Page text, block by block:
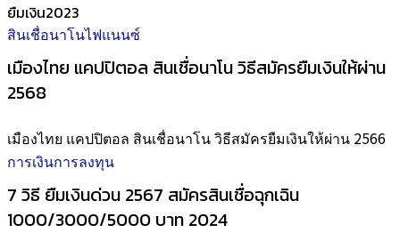
ยืมเงิน2023
สินเชื่อนาโนไฟแนนซ์
เมืองไทย แคปปิตอล สินเชื่อนาโน วิธีสมัครยืมเงินให้ผ่าน
2568
เมืองไทย แคปปิตอล สินเชื่อนาโน วิธีสมัครยืมเงินให้ผ่าน 2566
การเงินการลงทุน
7 วิธี ยืมเงินด่วน 2567 สมัครสินเชื่อฉุกเฉิน
1000/3000/5000 บาท 2024